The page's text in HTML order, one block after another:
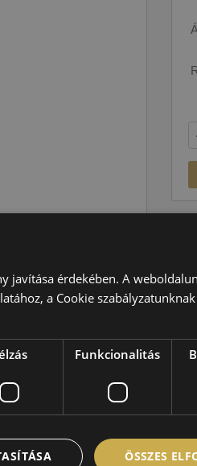
javítása érdekében. A
a Cookie
Funkcionalitás
ÖSSZES